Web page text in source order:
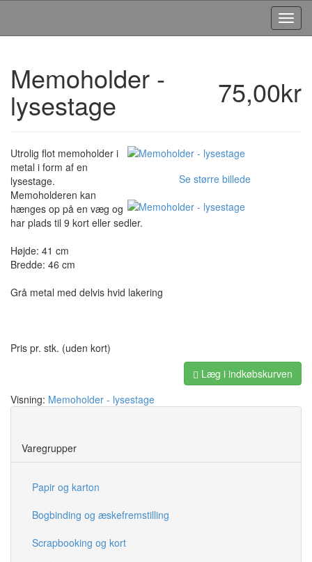
75,00kr
Memoholder -
lysestage
Se større billede
Utrolig flot memoholder i
metal i form af en
lysestage.
Memoholderen kan
hænges op på en væg og
har plads til 9 kort eller sedler.
Højde: 41 cm
Bredde: 46 cm
Grå metal med delvis hvid lakering
Pris pr. stk. (uden kort)
Læg i indkøbskurven
Visning: Memoholder - lysestage
Varegrupper
Papir og karton
Bogbinding og æskefremstilling
Scrapbooking og kort